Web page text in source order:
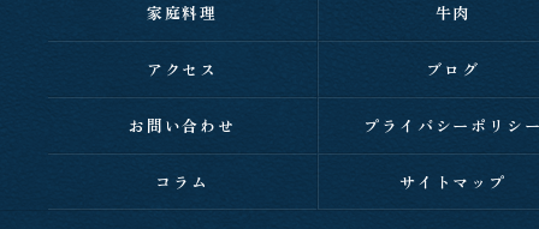
家庭料理 牛肉
アクセス ブログ
お問い合わせ プライバシーポリシ
コラム サイトマップ